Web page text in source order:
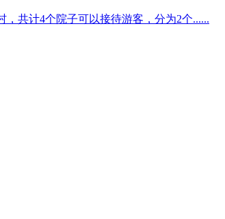
共计4个院子可以接待游客，分为2个......